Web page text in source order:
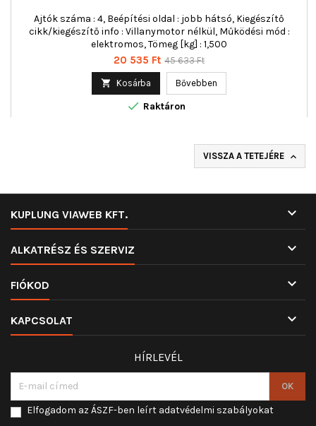
Ajtók száma : 4, Beépítési oldal : jobb hátsó, Kiegészítő
cikk/kiegészítő info : Villanymotor nélkül, Működési mód :
elektromos, Tömeg [kg] : 1,500
Ár
20 535 Ft Normál
45 633 Ft
 Kosárba Bővebben
 Raktáron
VISSZA A TETEJÉRE 
KUPLUNG VIAWEB KFT. 
ALKATRÉSZ ÉS SZERVIZ 
FIÓKOD 
KAPCSOLAT 
HÍRLEVÉL
Elfogadom az ÁSZF-ben leírt adatvédelmi szabályokat